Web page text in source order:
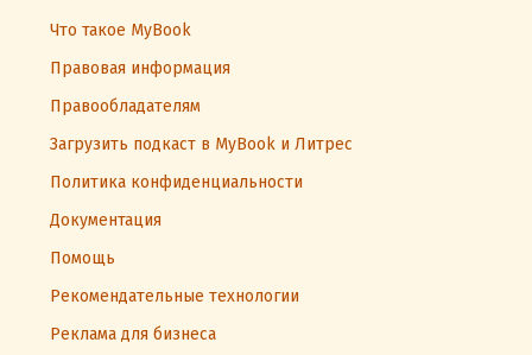
Что такое MyBook
Правовая информация
Правообладателям
Загрузить подкаст в MyBook и Литрес
Политика конфиденциальности
Документация
Помощь
Рекомендательные технологии
Реклама для бизнеса